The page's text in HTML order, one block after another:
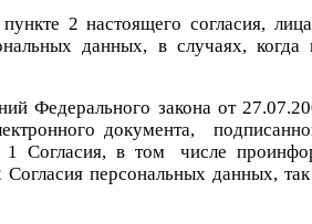
2 настоящего согласия,
данных, в случаях,
Федерального закона от
документа,
в том числе
персональных данных,